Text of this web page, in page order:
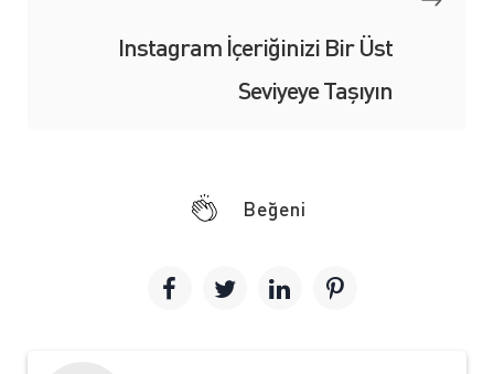
Instagram İçeriğinizi Bir Üst
Seviyeye Taşıyın
Beğeni